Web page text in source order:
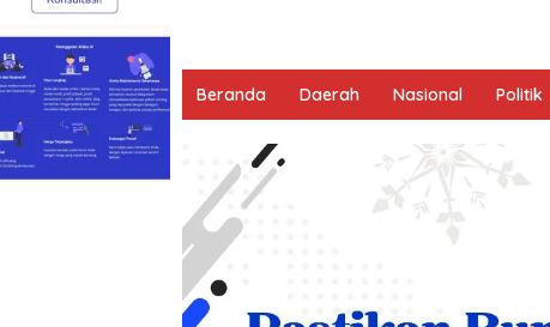
Beranda Daerah Nasional Politik